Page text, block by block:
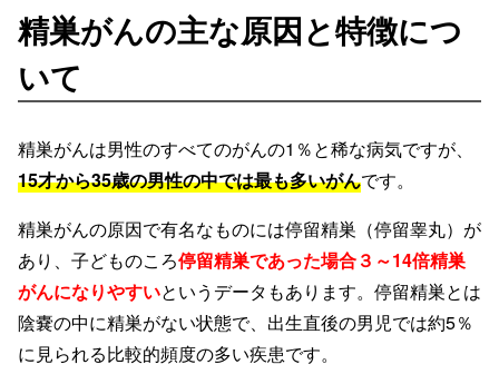
精巣がんの主な原因と特徴につ
いて
精巣がんは男性のすべてのがんの1％と稀な病気ですが、
15才から35歳の男性の中では最も多いがんです。
精巣がんの原因で有名なものには停留精巣（停留睾丸）が
あり、子どものころ停留精巣であった場合３～14倍精巣
がんになりやすいというデータもあります。停留精巣とは
陰嚢の中に精巣がない状態で、出生直後の男児では約5％
に見られる比較的頻度の多い疾患です。